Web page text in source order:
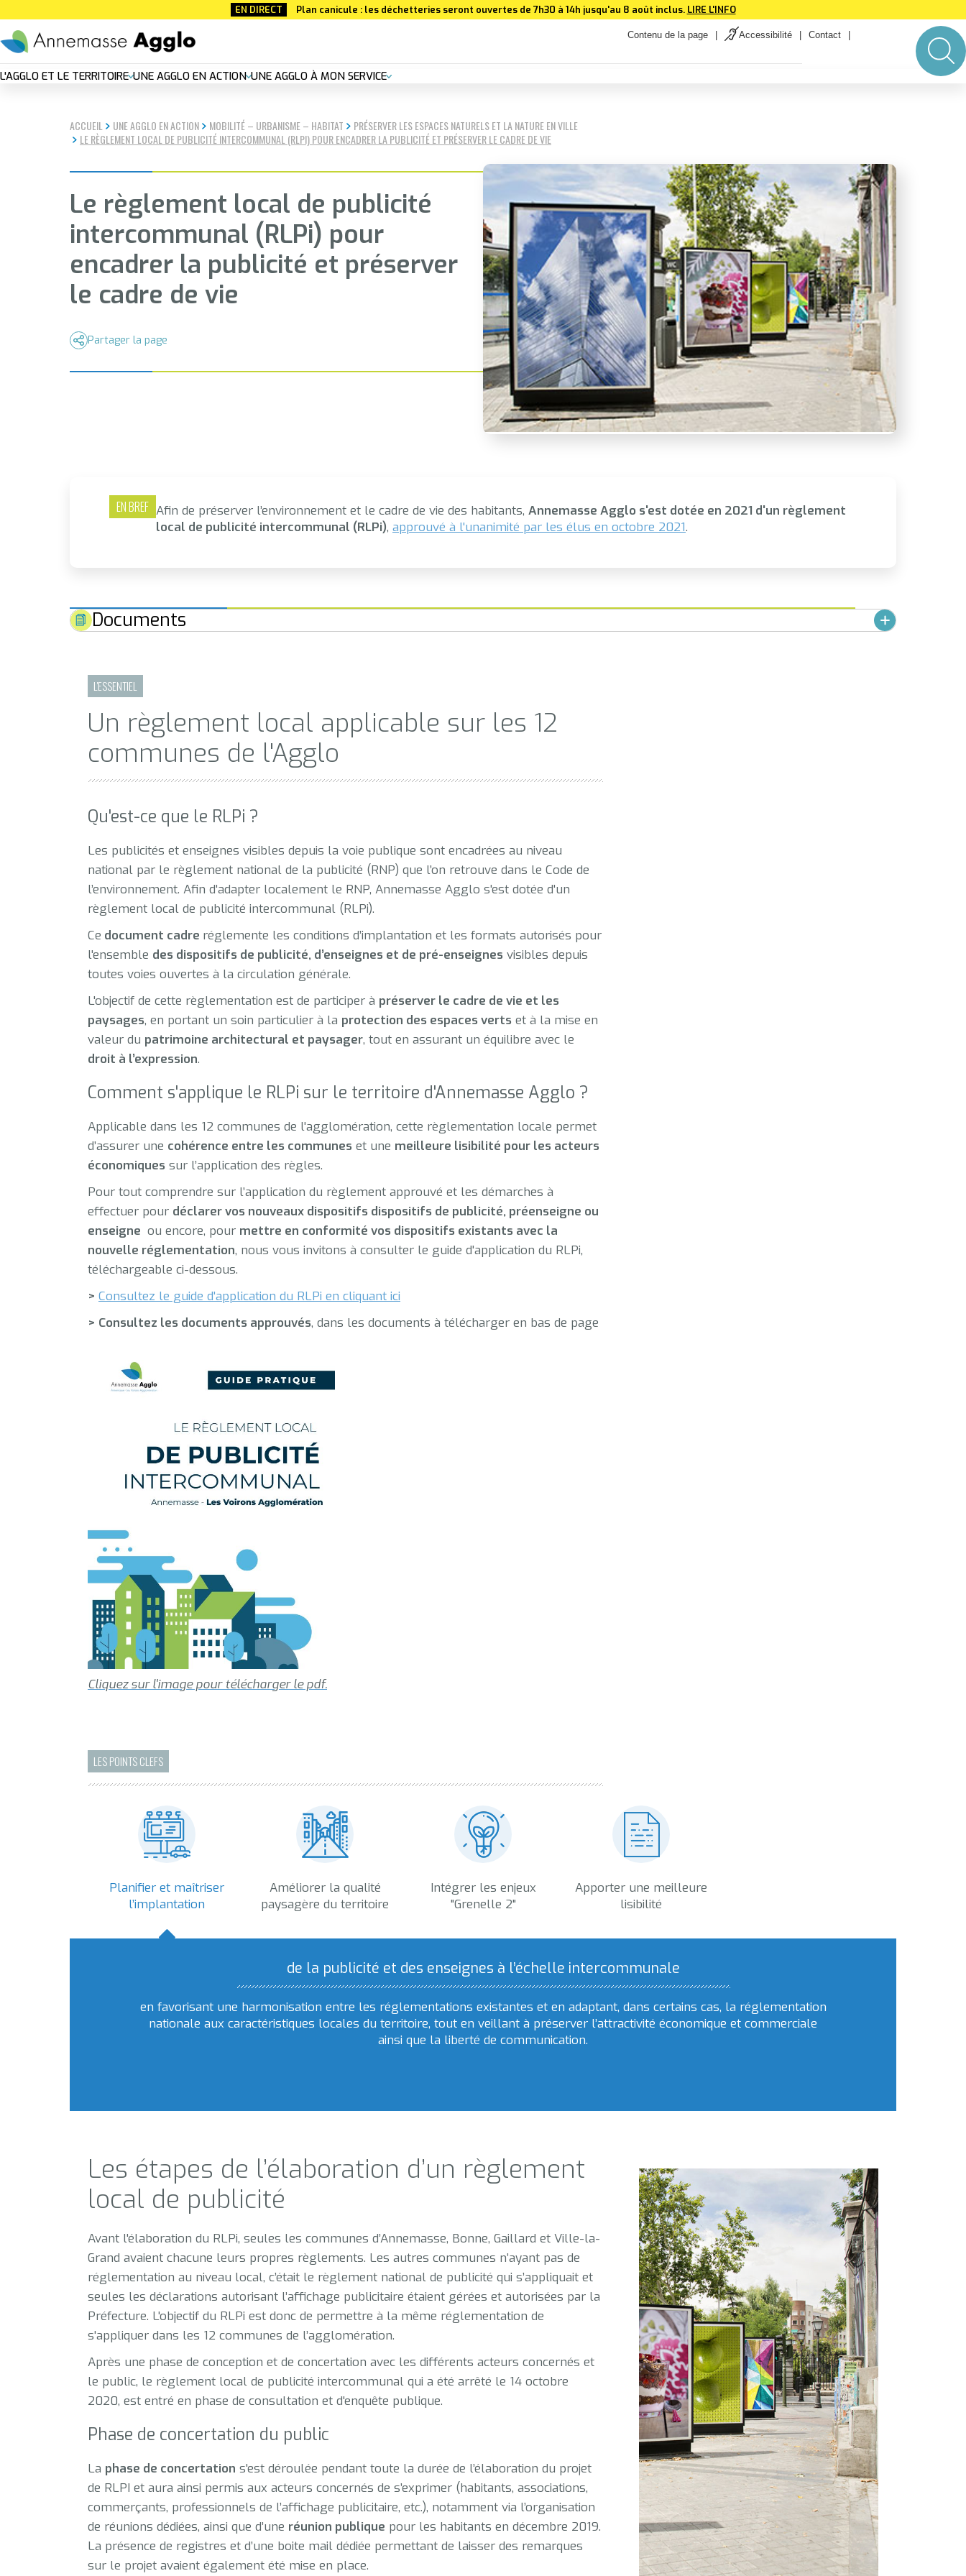
au
contenu
principal
EN DIRECT Plan canicule : les déchetteries seront ouvertes de 7h30 à 14h jusqu'au 8 août inclus. LIRE L'INFO
Contenu de la page Accessibilité Contact
Nouvelle
navigation
principal
L'AGGLO ET LE TERRITOIRE UNE AGGLO EN ACTION UNE AGGLO À MON SERVICE
ACCUEIL UNE AGGLO EN ACTION MOBILITÉ – URBANISME – HABITAT
PRÉSERVER LES ESPACES NATURELS ET LA NATURE EN VILLE
LE RÈGLEMENT LOCAL DE PUBLICITÉ INTERCOMMUNAL (RLPI) POUR ENCADRER LA PUBLICITÉ ET PRÉSERVER LE CADRE DE VIE
Le règlement local de publicité
intercommunal (RLPi) pour
encadrer la publicité et préserver
le cadre de vie
Partager la page
EN BREF Afin de préserver l’environnement et le cadre de vie des habitants, Annemasse Agglo s'est dotée en 2021 d'un règlement
local de publicité intercommunal (RLPi), approuvé à l'unanimité par les élus en octobre 2021.
Documents
L'ESSENTIEL
Un règlement local applicable sur les 12
communes de l'Agglo
Qu'est-ce que le RLPi ?
Les publicités et enseignes visibles depuis la voie publique sont encadrées au niveau
national par le règlement national de la publicité (RNP) que l’on retrouve dans le Code de
l’environnement. Afin d'adapter localement le RNP, Annemasse Agglo s'est dotée d'un
règlement local de publicité intercommunal (RLPi).
Ce document cadre réglemente les conditions d’implantation et les formats autorisés pour
l'ensemble des dispositifs de publicité, d’enseignes et de pré-enseignes visibles depuis
toutes voies ouvertes à la circulation générale.
L'objectif de cette règlementation est de participer à préserver le cadre de vie et les
paysages, en portant un soin particulier à la protection des espaces verts et à la mise en
valeur du patrimoine architectural et paysager, tout en assurant un équilibre avec le
droit à l’expression.
Comment s'applique le RLPi sur le territoire d'Annemasse Agglo ?
Applicable dans les 12 communes de l'agglomération, cette règlementation locale permet
d’assurer une cohérence entre les communes et une meilleure lisibilité pour les acteurs
économiques sur l’application des règles.
Pour tout comprendre sur l’application du règlement approuvé et les démarches à
effectuer pour déclarer vos nouveaux dispositifs dispositifs de publicité, préenseigne ou
enseigne ou encore, pour mettre en conformité vos dispositifs existants avec la
nouvelle réglementation, nous vous invitons à consulter le guide d'application du RLPi,
téléchargeable ci-dessous.
> Consultez le guide d'application du RLPi en cliquant ici
> Consultez les documents approuvés, dans les documents à télécharger en bas de page
Cliquez sur l'image pour télécharger le pdf.
LES POINTS CLEFS
Planifier et maîtriser
l’implantation
Améliorer la qualité
paysagère du territoire
Intégrer les enjeux
"Grenelle 2"
Apporter une meilleure
lisibilité
de la publicité et des enseignes à l’échelle intercommunale
en favorisant une harmonisation entre les réglementations existantes et en adaptant, dans certains cas, la réglementation
nationale aux caractéristiques locales du territoire, tout en veillant à préserver l’attractivité économique et commerciale
ainsi que la liberté de communication.
Les étapes de l’élaboration d’un règlement
local de publicité
Avant l'élaboration du RLPi, seules les communes d’Annemasse, Bonne, Gaillard et Ville-la-
Grand avaient chacune leurs propres règlements. Les autres communes n’ayant pas de
réglementation au niveau local, c’était le règlement national de publicité qui s’appliquait et
seules les déclarations autorisant l’affichage publicitaire étaient gérées et autorisées par la
Préfecture. L'objectif du RLPi est donc de permettre à la même réglementation de
s'appliquer dans les 12 communes de l’agglomération.
Après une phase de conception et de concertation avec les différents acteurs concernés et
le public, le règlement local de publicité intercommunal qui a été arrêté le 14 octobre
2020, est entré en phase de consultation et d'enquête publique.
Phase de concertation du public
La phase de concertation s'est déroulée pendant toute la durée de l’élaboration du projet
de RLPI et aura ainsi permis aux acteurs concernés de s’exprimer (habitants, associations,
commerçants, professionnels de l’affichage publicitaire, etc.), notamment via l’organisation
de réunions dédiées, ainsi que d’une réunion publique pour les habitants en décembre 2019.
La présence de registres et d’une boite mail dédiée permettant de laisser des remarques
sur le projet avaient également été mise en place.